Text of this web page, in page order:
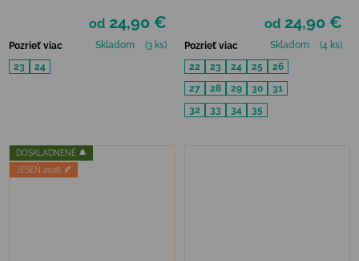
od 24,90 €
Pozrieť viac Skladom
(3 ks)
23
24
od 24,90 €
Pozrieť viac Skladom
(4 ks)
22
23 24 25
26
27
28 29 30
31
32
33 34 35
DOSKLADNENÉ 🔔
JESEŇ 2026 🍂